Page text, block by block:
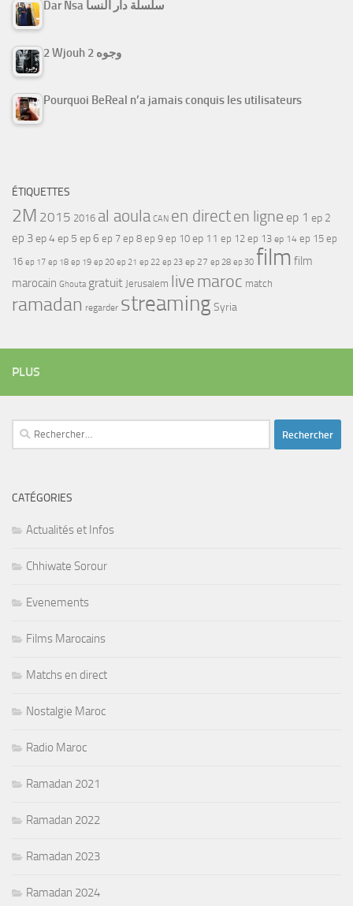
Dar Nsa سلسلة دار النسا
2 Wjouh 2 وجوه
Pourquoi BeReal n’a jamais conquis les utilisateurs
ÉTIQUETTES
2M 2015 2016 al aoula CAN en directen ligne ep 1 ep 2
ep 3ep 4ep 5 ep 6 ep 7 ep 8 ep 9 ep 10 ep 11 ep 12 ep 13 ep 14 ep 15 ep
16 ep 17 ep 18 ep 19 ep 20 ep 21 ep 22 ep 23 ep 27 ep 28 ep 30 film film
marocain Ghouta gratuit Jerusalem live maroc match
ramadan regarder streamingSyria
PLUS
Rechercher :
CATÉGORIES
Actualités et Infos
Chhiwate Sorour
Evenements
Films Marocains
Matchs en direct
Nostalgie Maroc
Radio Maroc
Ramadan 2021
Ramadan 2022
Ramadan 2023
Ramadan 2024